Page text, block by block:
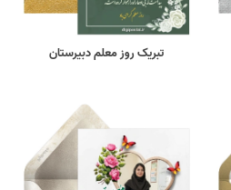
تبریک روز معلم دبیرستان